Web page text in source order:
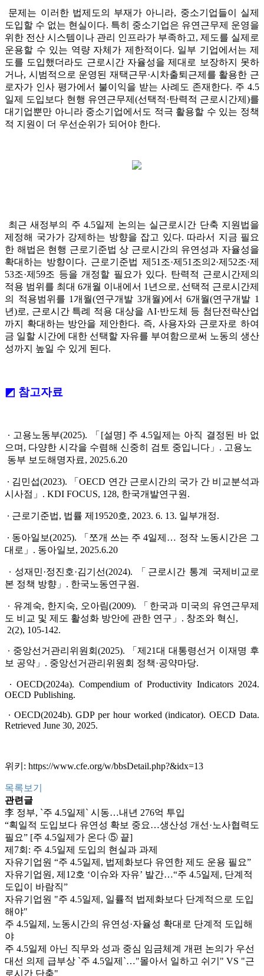
문제는 이러한 법제도의 부재가 아니라, 중소기업들이 실제
도입할 수 없는 현실이다. 특히 중소기업은 유연근무제 운영을
위한 전산 시스템이나 관리 인프라가 부족하고, 제도를 실제로
운용할 수 있는 역량 자체가 제한적이다. 일부 기업에서는 제
도를 도입했더라도 근로시간 자율성을 제대로 보장하지 못하
거나, 시범적으로 운영된 재택근무·시차출퇴근제를 활용한 근
로자가 인사 평가에서 불이익을 받는 사례도 존재한다. 주 4.5
일제 도입보다 현행 유연근무제(선택적·탄력적 근로시간제)를
대기업뿐만 아니라 중소기업에서도 적극 활용할 수 있는 정책
적 지원이 더 우선순위가 되어야 한다.
최근 새정부의 주 4.5일제 논의는 실근로시간 단축 지원법을
제정해 국가가 강제하는 방향을 잡고 있다. 따라서 지금 필요
한 해법은 현행 근로기준법 상 근로시간의 유연성과 자율성을
확대하는 방향이다. 근로기준법 제51조·제51조의2·제52조·제
53조·제59조 등을 개정할 필요가 있다. 탄력적 근로시간제의
적용 범위를 최대 6개월 이내에서 1년으로, 선택적 근로시간제
의 적용범위를 1개월(연구개발 3개월)에서 6개월(연구개발 1
년)로, 근로시간 특례 적용 대상을 AI·반도체 등 첨단전략산업
까지 확대하는 방안을 제안한다. 즉, 사용자와 근로자로 하여
금 일할 시간에 대한 선택할 자유를 부여함으로써 노동의 생산
성까지 높일 수 있게 된다.
◩ 참고자료
∙ 고용노동부(2025). 「[설명] 주 4.5일제는 아직 결정된 바 없
으며, 다양한 시각을 수렴해 신중히 검토 중입니다」. 고용노
동부 보도해명자료, 2025.6.20
∙ 김민섭(2023). 「OECD 연간 근로시간의 국가 간 비교분석과
시사점」. KDI FOCUS, 128, 한국개발연구원.
∙ 근로기준법, 법률 제19520호, 2023. 6. 13. 일부개정.
∙ 동아일보(2025). 「쪼개 쓰는 주 4일제… 정작 노동시간은 그
대로」. 동아일보, 2025.6.20
∙ 성재민·정진호·김기선(2024). 「근로시간 통계 국제비교로
본 정책 방향」. 한국노동연구원.
∙ 유계숙, 한지숙, 오아림(2009). 「한국과 미국의 유연근무제
도 비교 및 제도 활성화 방안에 관한 연구」. 창조와 혁신,
2(2), 105-142.
∙ 중앙선거관리위원회(2025). 「제21대 대통령선거 이재명 후
보 공약」. 중앙선거관리위원회 정책·공약마당.
∙ OECD(2024a). Compendium of Productivity Indicators 2024.
OECD Publishing.
∙ OECD(2024b). GDP per hour worked (indicator). OECD Data.
Retrieved June 30, 2025.
위키: https://www.cfe.org/w/bbsDetail.php?&idx=13
목록보기
관련글
李 정부, `주 4.5일제` 시동…내년 276억 투입
“획일적 도입보다 유연성 확보 중요…생산성 개선·노사협력도
필요” [주 4.5일제가 온다 ⑤ 끝]
제7회: 주 4.5일제 도입의 현실과 과제
자유기업원 “주 4.5일제, 법제화보다 유연한 제도 운용 필요”
자유기업원, 제12호 ‘이슈와 자유’ 발간…“주 4.5일제, 단계적
도입이 바람직”
자유기업원 "주 4.5일제, 일률적 법제화보다 단계적으로 도입
해야"
주 4.5일제, 노동시간의 유연성·자율성 확대로 단계적 도입해
야
주 4.5일제 아닌 직무와 성과 중심 임금체계 개편 논의가 우선
대선 의제 급부상 `주 4.5일제`…"몰아서 일하고 쉬기" VS "근
로시간 단축"